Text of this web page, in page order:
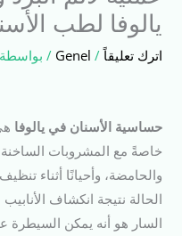
يالوفا لطب
اترك تعليقاً /
Genel / بواسطة
حساسية الأسنان في يالوفا
خاصةً مع المشروبات الساخنة
والحامضة، وأحيانًا أثناء
الحالة نتيجة انكشاف
السار هو أنه يمكن